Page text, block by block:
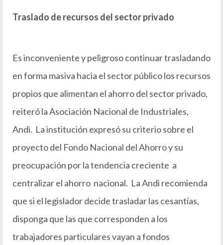
Traslado de recursos del sector privado
Es inconveniente y peligroso continuar trasladando
en forma masiva hacia el sector público los recursos
propios que alimentan el ahorro del sector privado,
reiteró la Asociación Nacional de Industriales,
Andi. La institución expresó su criterio sobre el
proyecto del Fondo Nacional del Ahorro y su
preocupación por la tendencia creciente a
centralizar el ahorro nacional. La Andi recomienda
que si el legislador decide trasladar las cesantías,
disponga que las que corresponden a los
trabajadores particulares vayan a fondos